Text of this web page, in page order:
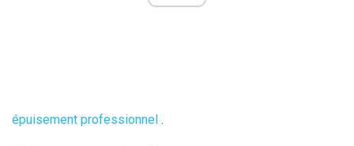
épuisement professionnel .